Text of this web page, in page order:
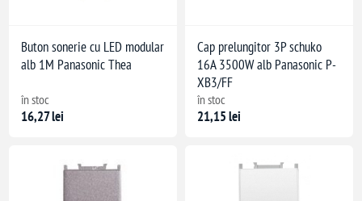
Buton sonerie cu LED modular
alb 1M Panasonic Thea
în stoc
16,27 lei
Cap prelungitor 3P schuko
16A 3500W alb Panasonic P-
XB3/FF
în stoc
21,15 lei